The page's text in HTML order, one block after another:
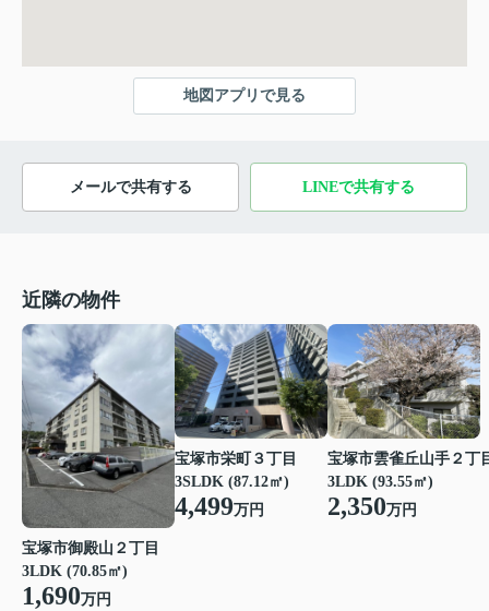
地図アプリで見る
メールで共有する LINEで共有する
近隣の物件
宝塚市御殿山２丁目
3LDK (70.85㎡)
1,690万円
宝塚市栄町３丁目
3SLDK (87.12㎡)
4,499万円
宝塚市雲雀丘山手２丁
3LDK (93.55㎡)
2,350万円